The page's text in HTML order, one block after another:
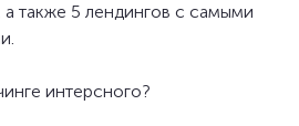
также 5 лендингов с самыми
интерсного?